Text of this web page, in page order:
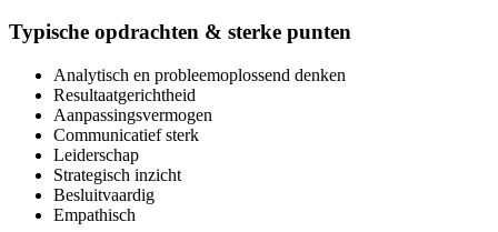
Typische opdrachten & sterke punten
Analytisch en probleemoplossend denken
Resultaatgerichtheid
Aanpassingsvermogen
Communicatief sterk
Leiderschap
Strategisch inzicht
Besluitvaardig
Empathisch